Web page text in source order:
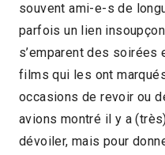
souvent ami-e-s de
parfois un lien
s’emparent des soirées
films qui les ont
occasions de revoir ou
avions montré il y a
dévoiler, mais pour